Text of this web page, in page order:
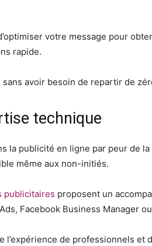
votre message pour
rapide.
sans avoir besoin de repartir de
technique
la publicité en ligne par peur de
même aux non-initiés.
publicitaires proposent un
Facebook Business Manager
de professionnels et